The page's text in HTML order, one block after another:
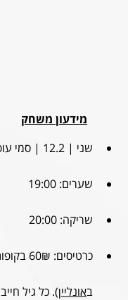
מידעון משחק
שני | 12.2 | סמי עופר
שערים: 19:00
שריקה: 20:00
כרטיסים:
באונליין). כל גיל